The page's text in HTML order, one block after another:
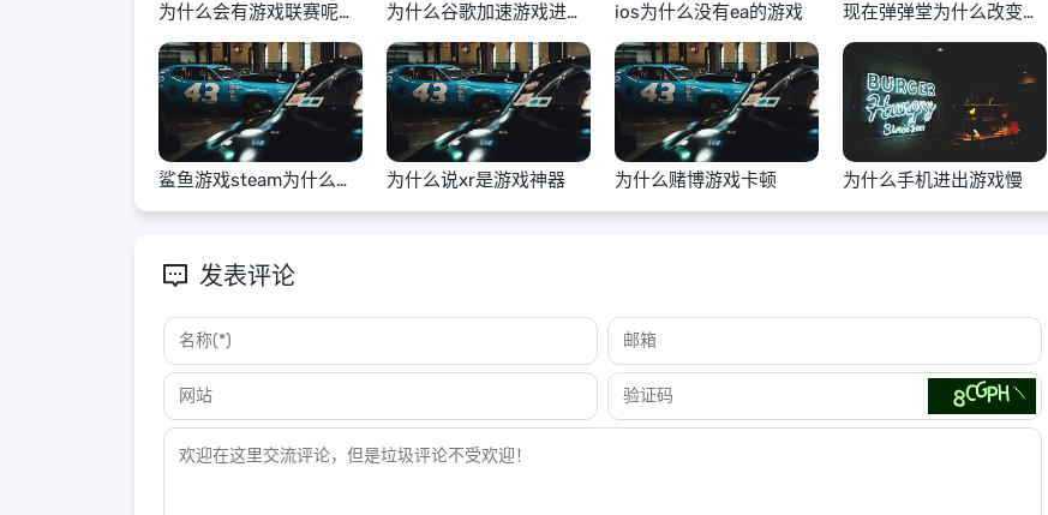
为什么会有游戏联赛呢英
语
为什么谷歌加速游戏进去
黑屏
ios为什么没有ea的游戏
现在弹弹堂为什么改变游
戏
鲨鱼游戏steam为什么玩
不了
为什么说xr是游戏神器 为什么赌博游戏卡顿 为什么手机进出游戏慢
发表评论